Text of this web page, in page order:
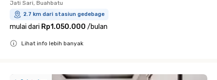
Jati Sari, Buahbatu
2.7 km dari stasiun gedebage
mulai dari Rp1.050.000 /bulan
Lihat info lebih banyak